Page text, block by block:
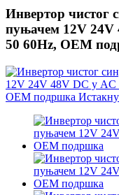
Инвертор чистог
пуњачем 12V 24V
50 60Hz, OEM